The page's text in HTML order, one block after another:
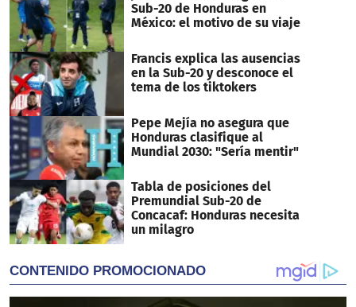
Sub-20 de Honduras en
México: el motivo de su viaje
Francis explica las ausencias
en la Sub-20 y desconoce el
tema de los tiktokers
Pepe Mejía no asegura que
Honduras clasifique al
Mundial 2030: "Sería mentir"
Tabla de posiciones del
Premundial Sub-20 de
Concacaf: Honduras necesita
un milagro